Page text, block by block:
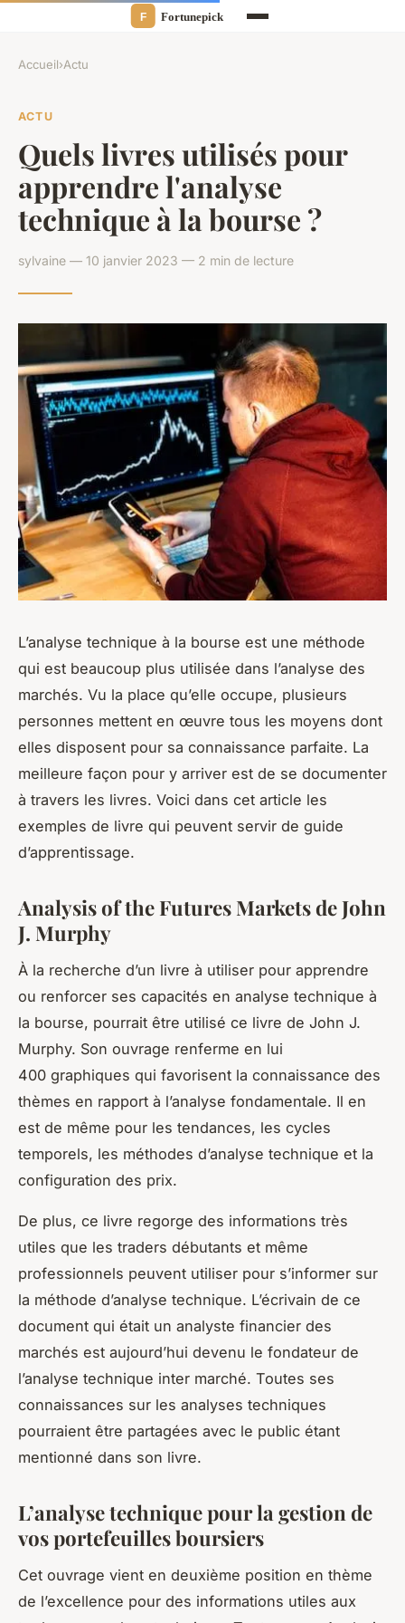
Accueil›Actu
ACTU
Quels livres utilisés pour
apprendre l'analyse
technique à la bourse ?
sylvaine — 10 janvier 2023 — 2 min de lecture
L’analyse technique à la bourse est une méthode
qui est beaucoup plus utilisée dans l’analyse des
marchés. Vu la place qu’elle occupe, plusieurs
personnes mettent en œuvre tous les moyens dont
elles disposent pour sa connaissance parfaite. La
meilleure façon pour y arriver est de se documenter
à travers les livres. Voici dans cet article les
exemples de livre qui peuvent servir de guide
d’apprentissage.
Analysis of the Futures Markets de John
J. Murphy
À la recherche d’un livre à utiliser pour apprendre
ou renforcer ses capacités en analyse technique à
la bourse, pourrait être utilisé ce livre de John J.
Murphy. Son ouvrage renferme en lui
400 graphiques qui favorisent la connaissance des
thèmes en rapport à l’analyse fondamentale. Il en
est de même pour les tendances, les cycles
temporels, les méthodes d’analyse technique et la
configuration des prix.
De plus, ce livre regorge des informations très
utiles que les traders débutants et même
professionnels peuvent utiliser pour s’informer sur
la méthode d’analyse technique. L’écrivain de ce
document qui était un analyste financier des
marchés est aujourd’hui devenu le fondateur de
l’analyse technique inter marché. Toutes ses
connaissances sur les analyses techniques
pourraient être partagées avec le public étant
mentionné dans son livre.
L’analyse technique pour la gestion de
vos portefeuilles boursiers
Cet ouvrage vient en deuxième position en thème
de l’excellence pour des informations utiles aux